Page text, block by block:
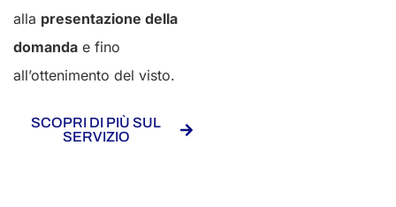
alla presentazione della
domanda e fino
all’ottenimento del visto.
SCOPRI DI PIÙ SUL
SERVIZIO